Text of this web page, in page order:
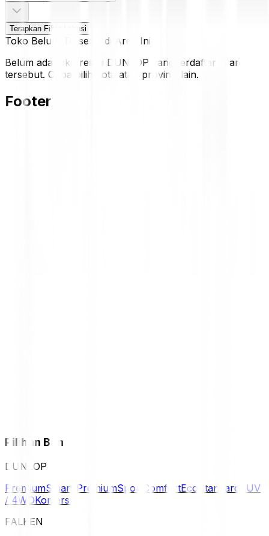
Terapkan Filter Lokasi
Toko Belum Tersedia di Area Ini
Belum ada toko resmi DUNLOP yang terdaftar di area
tersebut. Coba pilih kota atau provinsi lain.
Footer
Pilihan Ban
DUNLOP
PremiumSmart PremiumSport ComfortEco Standard
SUV
/ 4WDKomersil
FALKEN